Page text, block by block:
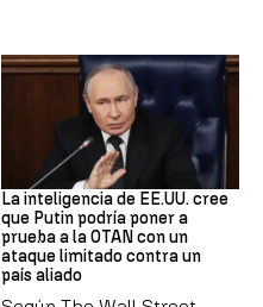
OTAN
La inteligencia de EE.UU. cree
que Putin podría poner a
prueba a la OTAN con un
ataque limitado contra un
país aliado